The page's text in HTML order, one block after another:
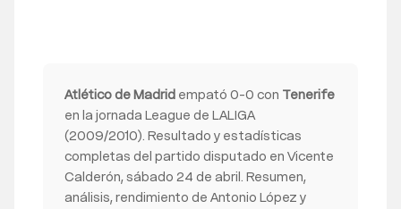
Atlético de Madrid empató 0-0 con Tenerife
en la jornada League de LALIGA
(2009/2010). Resultado y estadísticas
completas del partido disputado en Vicente
Calderón, sábado 24 de abril. Resumen,
análisis, rendimiento de Antonio López y